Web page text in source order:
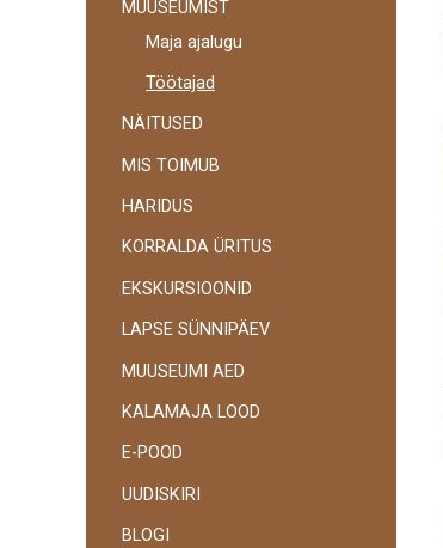
navigatsioon
MUUSEUMIST
Maja ajalugu
Töötajad
NÄITUSED
MIS TOIMUB
HARIDUS
KORRALDA ÜRITUS
EKSKURSIOONID
LAPSE SÜNNIPÄEV
MUUSEUMI AED
KALAMAJA LOOD
E-POOD
UUDISKIRI
BLOGI